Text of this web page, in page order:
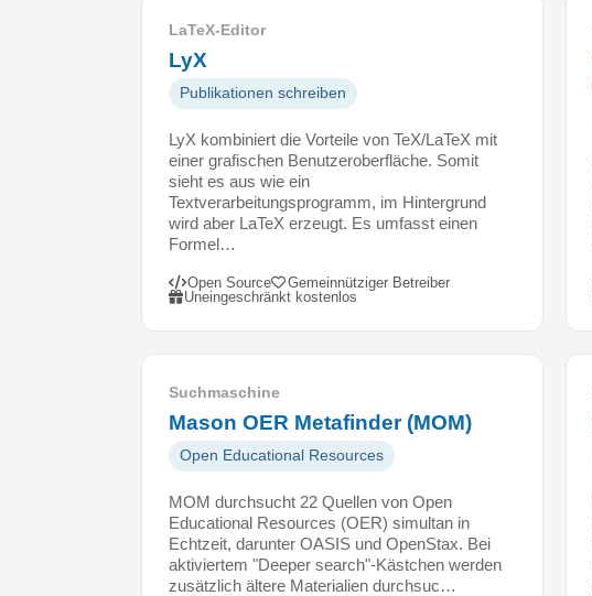
u
s
g
e
g
e
b
e
n
w
i
r
d
.
C
R
e
n
t
h
ä
l
LaTeX-Editor
LyX
Publikationen schreiben
LyX kombiniert die Vorteile von TeX/LaTeX mit
einer grafischen Benutzeroberfläche. Somit
sieht es aus wie ein
Textverarbeitungsprogramm, im Hintergrund
wird aber LaTeX erzeugt. Es umfasst einen
Formel…
Open Source
Gemeinnütziger Betreiber
Uneingeschränkt kostenlos
Suchmaschine
Mason OER Metafinder (MOM)
Open Educational Resources
MOM durchsucht 22 Quellen von Open
Educational Resources (OER) simultan in
Echtzeit, darunter OASIS und OpenStax. Bei
aktiviertem "Deeper search"-Kästchen werden
zusätzlich ältere Materialien durchsuc…